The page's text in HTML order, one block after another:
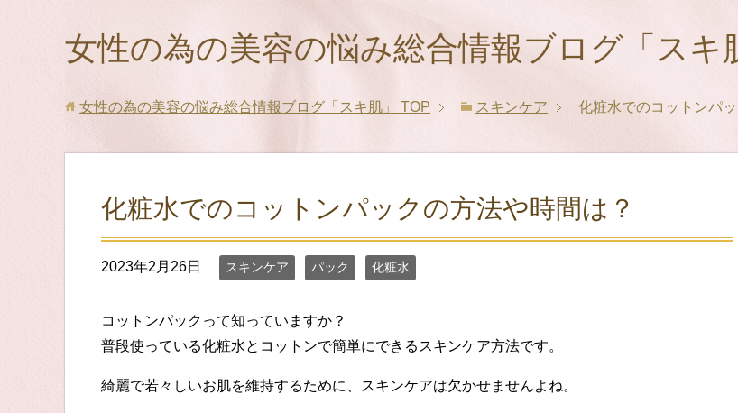
女性の為の美容の悩み総合情報ブログ「スキ
女性の為の美容の悩み総合情報ブログ「スキ肌」 TOP スキンケア 化粧水でのコットンパ
化粧水でのコットンパックの方法や時間は？
2023年2月26日 スキンケア パック 化粧水
コットンパックって知っていますか？
普段使っている化粧水とコットンで簡単にできるスキンケア方法です。
綺麗で若々しいお肌を維持するために、スキンケアは欠かせませんよね。